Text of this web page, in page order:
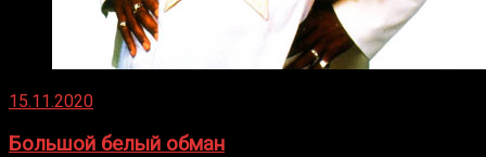
15.11.2020
Большой белый обман